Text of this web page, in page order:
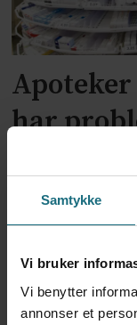
Samtykke
Vi bruker
Vi benytter
annonser et
har